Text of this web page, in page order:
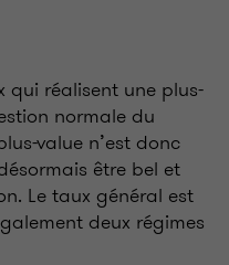
qui réalisent une plus-
normale du
value n’est donc
être bel et
Le taux général est
deux régimes